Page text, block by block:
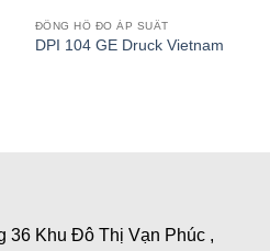
ĐỒNG HỒ ĐO ÁP SUẤT
DPI 104 GE Druck Vietnam
36 Khu Đô Thị Vạn Phúc ,